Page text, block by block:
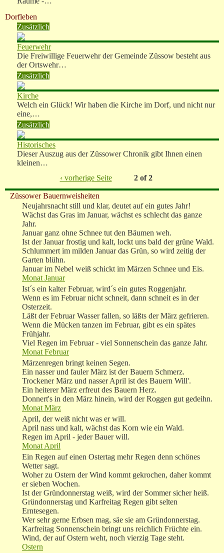
Dorfleben
Zusätzlich
Feuerwehr
Die Freiwillige Feuerwehr der Gemeinde Züssow besteht aus
der Ortswehr…
Zusätzlich
Kirche
Welch ein Glück! Wir haben die Kirche im Dorf, und nicht nur
eine,…
Zusätzlich
Historisches
Dieser Auszug aus der Züssower Chronik gibt Ihnen einen
kleinen…
‹ vorherige Seite
2 of 2
Züssower Bauernweisheiten
Neujahrsnacht still und klar, deutet auf ein gutes Jahr!
Wächst das Gras im Januar, wächst es schlecht das ganze
Jahr.
Januar ganz ohne Schnee tut den Bäumen weh.
Ist der Januar frostig und kalt, lockt uns bald der grüne Wald.
Schlummert im milden Januar das Grün, so wird zeitig der
Garten blühn.
Januar im Nebel weiß schickt im Märzen Schnee und Eis.
Monat Januar
Ist´s ein kalter Februar, wird´s ein gutes Roggenjahr.
Wenn es im Februar nicht schneit, dann schneit es in der
Osterzeit.
Läßt der Februar Wasser fallen, so läßts der März gefrieren.
Wenn die Mücken tanzen im Februar, gibt es ein spätes
Frühjahr.
Viel Regen im Februar - viel Sonnenschein das ganze Jahr.
Monat Februar
Märzenregen bringt keinen Segen.
Ein nasser und fauler März ist der Bauern Schmerz.
Trockener März und nasser April ist des Bauern Will'.
Ein heiterer März erfreut des Bauern Herz.
Donnert's in den März hinein, wird der Roggen gut gedeihn.
Monat März
April, der weiß nicht was er will.
April nass und kalt, wächst das Korn wie ein Wald.
Regen im April - jeder Bauer will.
Monat April
Ein Regen auf einen Ostertag mehr Regen denn schönes
Wetter sagt.
Woher zu Ostern der Wind kommt gekrochen, daher kommt
er sieben Wochen.
Ist der Gründonnerstag weiß, wird der Sommer sicher heiß.
Gründonnerstag und Karfreitag Regen gibt selten
Erntesegen.
Wer sehr gerne Erbsen mag, säe sie am Gründonnerstag.
Karfreitag Sonnenschein bringt uns reichlich Früchte ein.
Wind, der auf Ostern weht, noch vierzig Tage steht.
Ostern